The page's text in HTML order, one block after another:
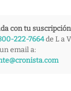
con tu
222-7664de L a
email a: